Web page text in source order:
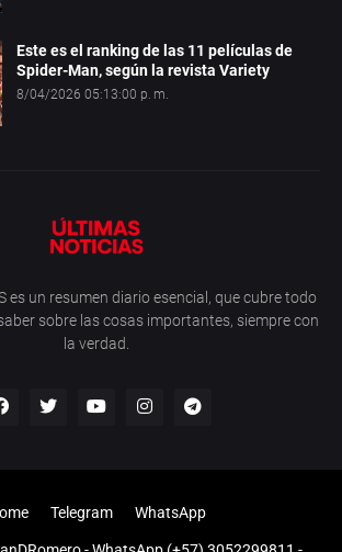
Este es el ranking de las 11 películas de
Spider-Man, según la revista Variety
8/04/2026 05:13:00 p. m.
es un resumen diario esencial, que cubre todo
sobre las cosas importantes, siempre con
la verdad.
Telegram WhatsApp